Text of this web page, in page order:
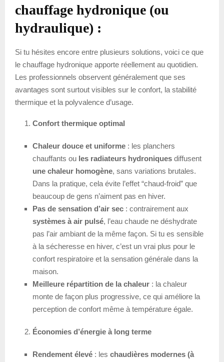
chauffage hydronique (ou
hydraulique) :
Si tu hésites encore entre plusieurs solutions, voici ce que
le chauffage hydronique apporte réellement au quotidien.
Les professionnels observent généralement que ses
avantages sont surtout visibles sur le confort, la stabilité
thermique et la polyvalence d’usage.
Confort thermique optimal
Chaleur douce et uniforme : les planchers
chauffants ou les radiateurs hydroniques diffusent
une chaleur homogène, sans variations brutales.
Dans la pratique, cela évite l’effet “chaud-froid” que
beaucoup de gens n’aiment pas en hiver.
Pas de sensation d’air sec : contrairement aux
systèmes à air pulsé, l’eau chaude ne déshydrate
pas l’air ambiant de la même façon. Si tu es sensible
à la sécheresse en hiver, c’est un vrai plus pour le
confort respiratoire et la sensation générale dans la
maison.
Meilleure répartition de la chaleur : la chaleur
monte de façon plus progressive, ce qui améliore la
perception de confort même à température égale.
Économies d’énergie à long terme
Rendement élevé : les chaudières modernes (à